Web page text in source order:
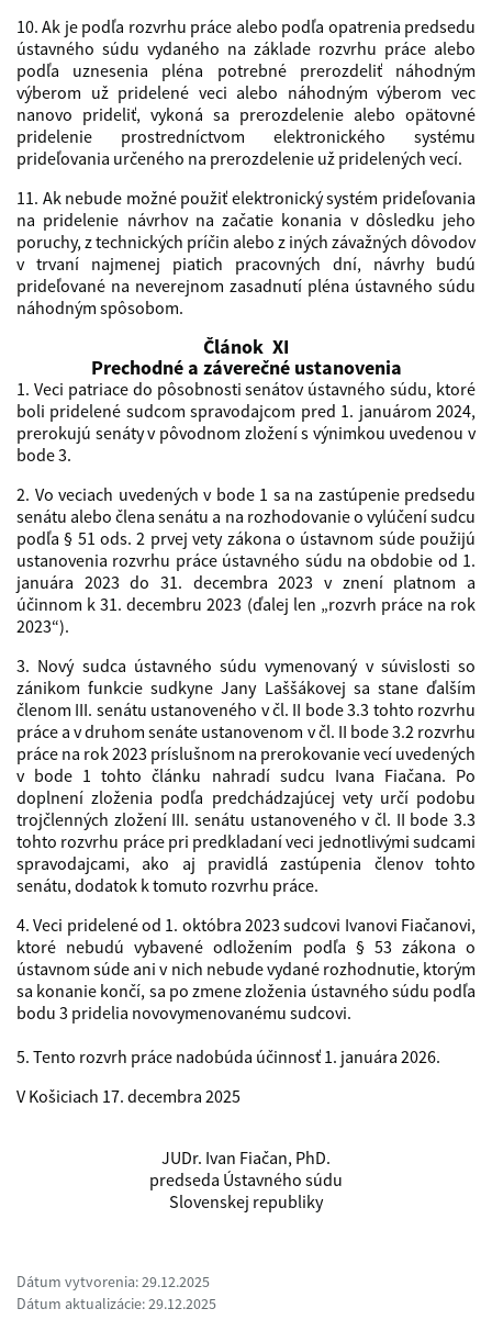
10. Ak je podľa rozvrhu práce alebo podľa opatrenia predsedu
ústavného súdu vydaného na základe rozvrhu práce alebo
podľa uznesenia pléna potrebné prerozdeliť náhodným
výberom už pridelené veci alebo náhodným výberom vec
nanovo prideliť, vykoná sa prerozdelenie alebo opätovné
pridelenie prostredníctvom elektronického systému
prideľovania určeného na prerozdelenie už pridelených vecí.
11. Ak nebude možné použiť elektronický systém prideľovania
na pridelenie návrhov na začatie konania v dôsledku jeho
poruchy, z technických príčin alebo z iných závažných dôvodov
v trvaní najmenej piatich pracovných dní, návrhy budú
prideľované na neverejnom zasadnutí pléna ústavného súdu
náhodným spôsobom.
Článok XI
Prechodné a záverečné ustanovenia
1. Veci patriace do pôsobnosti senátov ústavného súdu, ktoré
boli pridelené sudcom spravodajcom pred 1. januárom 2024,
prerokujú senáty v pôvodnom zložení s výnimkou uvedenou v
bode 3.
2. Vo veciach uvedených v bode 1 sa na zastúpenie predsedu
senátu alebo člena senátu a na rozhodovanie o vylúčení sudcu
podľa § 51 ods. 2 prvej vety zákona o ústavnom súde použijú
ustanovenia rozvrhu práce ústavného súdu na obdobie od 1.
januára 2023 do 31. decembra 2023 v znení platnom a
účinnom k 31. decembru 2023 (ďalej len „rozvrh práce na rok
2023“).
3. Nový sudca ústavného súdu vymenovaný v súvislosti so
zánikom funkcie sudkyne Jany Laššákovej sa stane ďalším
členom III. senátu ustanoveného v čl. II bode 3.3 tohto rozvrhu
práce a v druhom senáte ustanovenom v čl. II bode 3.2 rozvrhu
práce na rok 2023 príslušnom na prerokovanie vecí uvedených
v bode 1 tohto článku nahradí sudcu Ivana Fiačana. Po
doplnení zloženia podľa predchádzajúcej vety určí podobu
trojčlenných zložení III. senátu ustanoveného v čl. II bode 3.3
tohto rozvrhu práce pri predkladaní veci jednotlivými sudcami
spravodajcami, ako aj pravidlá zastúpenia členov tohto
senátu, dodatok k tomuto rozvrhu práce.
4. Veci pridelené od 1. októbra 2023 sudcovi Ivanovi Fiačanovi,
ktoré nebudú vybavené odložením podľa § 53 zákona o
ústavnom súde ani v nich nebude vydané rozhodnutie, ktorým
sa konanie končí, sa po zmene zloženia ústavného súdu podľa
bodu 3 pridelia novovymenovanému sudcovi.
5. Tento rozvrh práce nadobúda účinnosť 1. januára 2026.
V Košiciach 17. decembra 2025
JUDr. Ivan Fiačan, PhD.
predseda Ústavného súdu
Slovenskej republiky
Dátum vytvorenia: 29.12.2025
Dátum aktualizácie: 29.12.2025